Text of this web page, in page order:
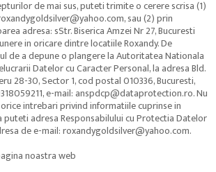
de mai sus, puteti trimite o cerere scrisa (1)
sau (2) prin
adresa: sStr. Biserica Amzei Nr 27, Bucuresti
in oricare dintre locatiile Roxandy. De
de a depune o plangere la Autoritatea Nationala
Datelor cu Caracter Personal, la adresa Bld.
28-30, Sector 1, cod postal 010336, Bucuresti,
e-mail: anspdcp@dataprotection.ro. Nu
intrebari privind informatiile cuprinse in
puteti adresa Responsabilului cu Protectia Datelor
de e-mail: roxandygoldsilver@yahoo.com.
noastra web